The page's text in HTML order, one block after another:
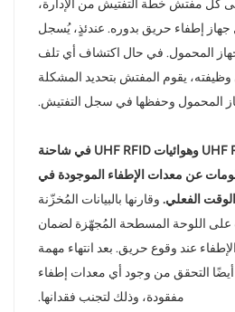
كل مفتش خطة التفتيش من الإدارة،
إطفاء حريق بدوره. عندئذٍ، يُسجل
المحمول. في حال اكتشاف أي تلف
يقوم المفتش بتحديد المشكلة
المحمول وحفظها في سجل التفتيش.
5. قم بتركيب قارئات UHF RFID وهوائيات UHF RFID في شاحنة
عن معدات الإطفاء الموجودة في
الفعلي.وقارنها بالبيانات المُخزّنة
على اللوحة المسطحة المُجهّزة لضمان
عند وقوع حريق. بعد انتهاء مهمة
أيضًا التحقق من وجود أي معدات إطفاء
مفقودة، وذلك لتجنب فقدانها.